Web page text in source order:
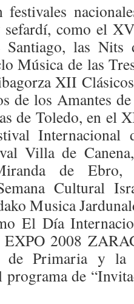
como el
las
Música de las
XII
de los Amantes
de Toledo, en el
Internacional
Villa de
de
Cultural
Musica
El Día
2008
de Primaria y la
programa de